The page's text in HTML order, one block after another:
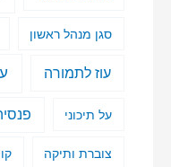
סגן מנהל ראשון
עוז לתמורה
על תיכוני
צוברת ותיקה